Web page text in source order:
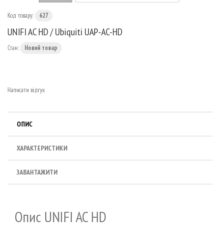
Код товару: 627
UNIFI AC HD / Ubiquiti UAP-AC-HD
Стан: Новий товар
Написати відгук
ОПИС
ХАРАКТЕРИСТИКИ
ЗАВАНТАЖИТИ
Опис UNIFI AC HD